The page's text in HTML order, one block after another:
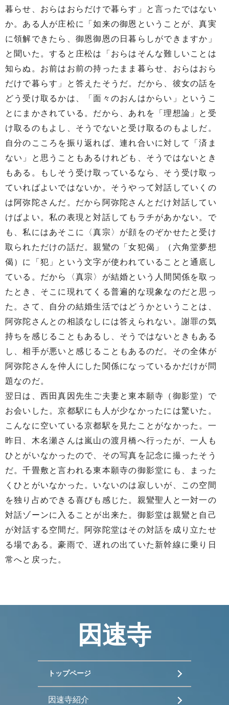
暮らせ、おらはおらだけで暮らす」と言ったではない
か。ある人が庄松に「如来の御恩ということが、真実
に領解できたら、御恩御恩の日暮らしができますか」
と聞いた。すると庄松は「おらはそんな難しいことは
知らぬ。お前はお前の持ったまま暮らせ、おらはおら
だけで暮らす」と答えたそうだ。だから、彼女の話を
どう受け取るかは、「面々のおんはからい」というこ
とにまかされている。だから、あれを「理想論」と受
け取るのもよし、そうでないと受け取るのもよしだ。
自分のこころを振り返れば、連れ合いに対して「済ま
ない」と思うこともあるけれども、そうではないとき
もある。もしそう受け取っているなら、そう受け取っ
ていればよいではないか。そうやって対話していくの
は阿弥陀さんだ。だから阿弥陀さんとだけ対話してい
けばよい。私の表現と対話してもラチがあかない。で
も、私にはあそこに〈真宗〉が顔をのぞかせたと受け
取られただけの話だ。親鸞の「女犯偈」（六角堂夢想
偈）に「犯」という文字が使われていることと通底し
ている。だから〈真宗〉が結婚という人間関係を取っ
たとき、そこに現れてくる普遍的な現象なのだと思っ
た。さて、自分の結婚生活ではどうかということは、
阿弥陀さんとの相談なしには答えられない。謝罪の気
持ちを感じることもあるし、そうではないときもある
し、相手が悪いと感じることもあるのだ。その全体が
阿弥陀さんを仲人にした関係になっているかだけが問
題なのだ。
翌日は、西田真因先生ご夫妻と東本願寺（御影堂）で
お会いした。京都駅にも人が少なかったには驚いた。
こんなに空いている京都駅を見たことがなかった。一
昨日、木名瀬さんは嵐山の渡月橋へ行ったが、一人も
ひとがいなかったので、その写真を記念に撮ったそう
だ。千畳敷と言われる東本願寺の御影堂にも、まった
くひとがいなかった。いないのは寂しいが、この空間
を独り占めできる喜びも感じた。親鸞聖人と一対一の
対話ゾーンに入ることが出来た。御影堂は親鸞と自己
が対話する空間だ。阿弥陀堂はその対話を成り立たせ
る場である。豪雨で、遅れの出ていた新幹線に乗り日
常へと戻った。
因速寺
トップページ
因速寺紹介